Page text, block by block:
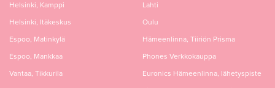
Helsinki, Kamppi
Helsinki, Itäkeskus
Espoo, Matinkylä
Espoo, Mankkaa
Vantaa, Tikkurila
Lahti
Oulu
Hämeenlinna, Tiiriön Prisma
Phones Verkkokauppa
Euronics Hämeenlinna, lähetyspiste